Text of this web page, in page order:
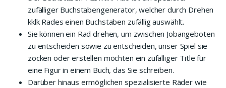
zufälliger Buchstabengenerator, welcher durch Drehen
kklk Rades einen Buchstaben zufällig auswählt.
Sie können ein Rad drehen, um zwischen Jobangeboten
zu entscheiden sowie zu entscheiden, unser Spiel sie
zocken oder erstellen möchten ein zufälliger Title für
eine Figur in einem Buch, das Sie schreiben.
Darüber hinaus ermöglichen spezialisierte Räder wie